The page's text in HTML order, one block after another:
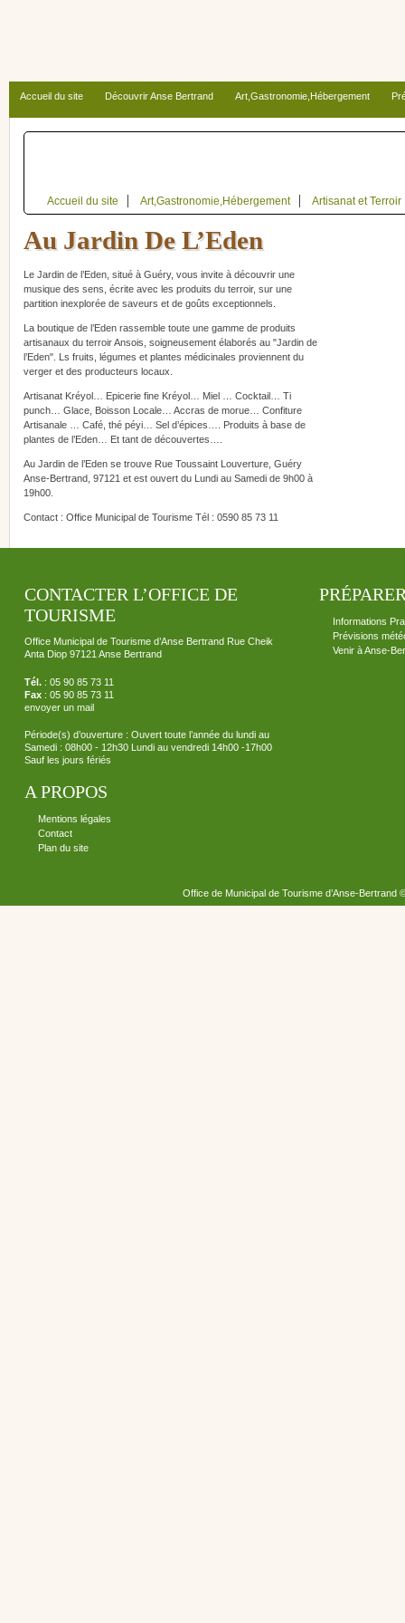
Accueil du site Découvrir Anse Bertrand Art,Gastronomie,Hébergement
Autour d’Anse Bertrand
Accueil du site Art,Gastronomie,Hébergement Artisanat et Terroir
Au Jardin De L’Eden
Le Jardin de l’Eden, situé à Guéry, vous invite à découvrir une
musique des sens, écrite avec les produits du terroir, sur une
partition inexplorée de saveurs et de goûts exceptionnels.
La boutique de l’Eden rassemble toute une gamme de produits
artisanaux du terroir Ansois, soigneusement élaborés au "Jardin de
l’Eden". Ls fruits, légumes et plantes médicinales proviennent du
verger et des producteurs locaux.
Artisanat Kréyol… Epicerie fine Kréyol… Miel … Cocktail… Ti
punch… Glace, Boisson Locale… Accras de morue… Confiture
Artisanale … Café, thé péyi… Sel d’épices…. Produits à base de
plantes de l’Eden… Et tant de découvertes….
Au Jardin de l’Eden se trouve Rue Toussaint Louverture, Guéry
Anse-Bertrand, 97121 et est ouvert du Lundi au Samedi de 9h00 à
19h00.
Contact : Office Municipal de Tourisme Tél : 0590 85 73 11
CONTACTER L’OFFICE DE
TOURISME
Office Municipal de Tourisme d’Anse Bertrand Rue Cheik
Anta Diop 97121 Anse Bertrand
Tél. : 05 90 85 73 11
Fax : 05 90 85 73 11
envoyer un mail
Période(s) d’ouverture : Ouvert toute l’année du lundi au
Samedi : 08h00 - 12h30 Lundi au vendredi 14h00 -17h00
Sauf les jours fériés
A PROPOS
Mentions légales
Contact
Plan du site
Informations
Prévisions
Venir à Anse-
Office de Municipal de Tourisme d’Anse-